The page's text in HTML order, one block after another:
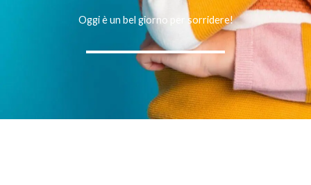
Oggi è un bel giorno per sorridere!